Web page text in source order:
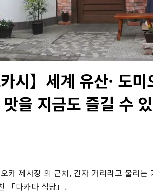
카시】세계 유산· 도
을 지금도 즐길 수
카 제사장 의 근처, 긴자 거리라고 불리는
「다카다 식당」.